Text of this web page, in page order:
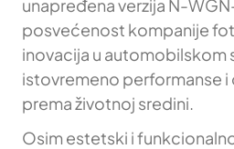
unapređena verzija N-
posvećenost kompanije
inovacija u automobilskom
istovremeno performanse
prema životnoj sredini.
Osim estetski i